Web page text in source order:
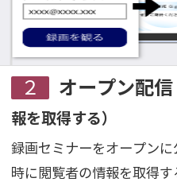
２オープン配信
報を取得する）
録画セミナーをオープン
時に閲覧者の情報を取得す